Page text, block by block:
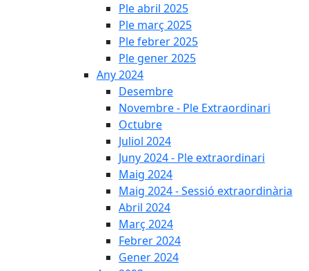
Ple abril 2025
Ple març 2025
Ple febrer 2025
Ple gener 2025
Any 2024
Desembre
Novembre - Ple Extraordinari
Octubre
Juliol 2024
Juny 2024 - Ple extraordinari
Maig 2024
Maig 2024 - Sessió extraordinària
Abril 2024
Març 2024
Febrer 2024
Gener 2024